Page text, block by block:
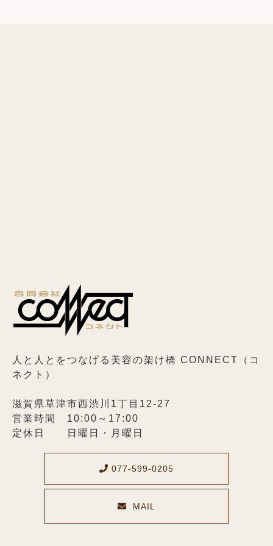
人と人とをつなげる美容の架け橋 CONNECT（コ
ネクト）
滋賀県草津市西渋川1丁目12-27
営業時間 10:00～17:00
定休日 日曜日・月曜日
077-599-0205
MAIL
メールでのお問い合わせ